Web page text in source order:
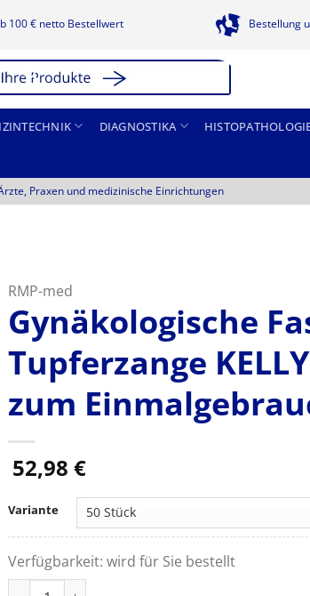
100 € netto Bestellwert Bestellung
DIAGNOSTIKA
Praxen und medizinische Einrichtungen
RMP-med
Gynäkologische
Tupferzange
zum
52,98 €
Variante
Verfügbarkeit: wird für Sie bestellt